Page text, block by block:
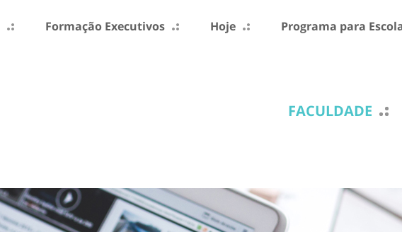
Formação Executivos Hoje Programa para
FACULDADE